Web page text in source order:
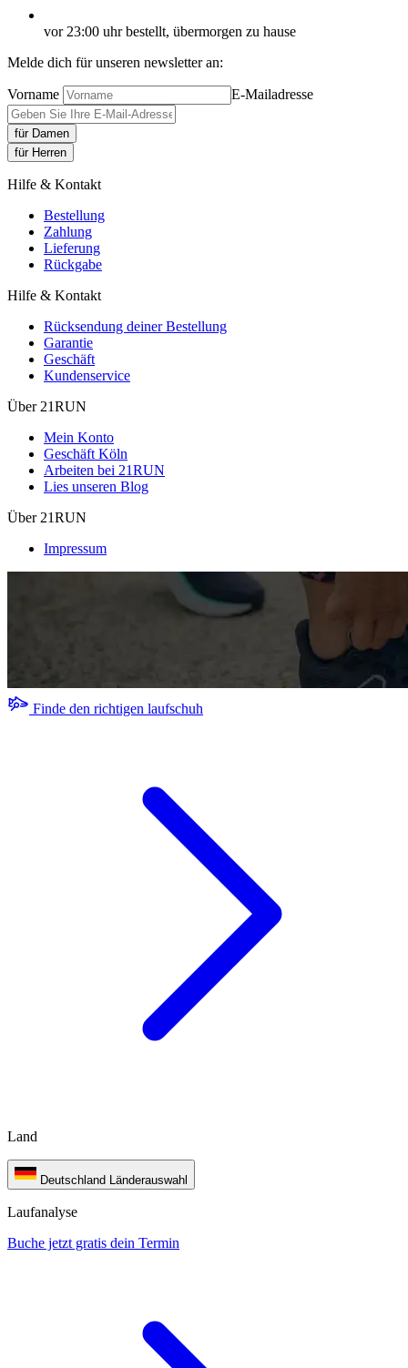
vor 23:00 uhr bestellt, übermorgen zu hause
Melde dich für unseren newsletter an:
Vorname E-Mailadresse
für Damen
für Herren
Hilfe & Kontakt
Bestellung
Zahlung
Lieferung
Rückgabe
Hilfe & Kontakt
Rücksendung deiner Bestellung
Garantie
Geschäft
Kundenservice
Über 21RUN
Mein Konto
Geschäft Köln
Arbeiten bei 21RUN
Lies unseren Blog
Über 21RUN
Impressum
Finde den richtigen laufschuh
Land
Deutschland Länderauswahl
Laufanalyse
Buche jetzt gratis dein Termin